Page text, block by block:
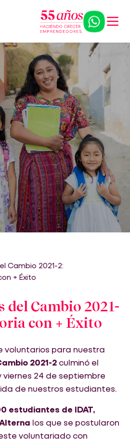
Cambio 2021-2:
+ Éxito
del Cambio 2021-
con + Éxito
voluntarios para nuestra
2021-2 culminó el
viernes 24 de septiembre
de nuestros estudiantes.
estudiantes de IDAT,
los que se postularon
voluntariado con